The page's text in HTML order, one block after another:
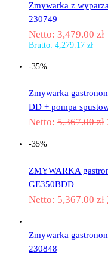
Zmywarka z
230749
Netto: 3,479.00 zł
Brutto: 4,279.17 zł
-35%
Zmywarka
DD + pompa
Netto: 5,367.00zł
-35%
ZMYWARKA
GE350BDD
Netto: 5,367.00zł
Zmywarka
230848